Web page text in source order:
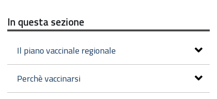
In questa sezione
Il piano vaccinale regionale
Perchè vaccinarsi